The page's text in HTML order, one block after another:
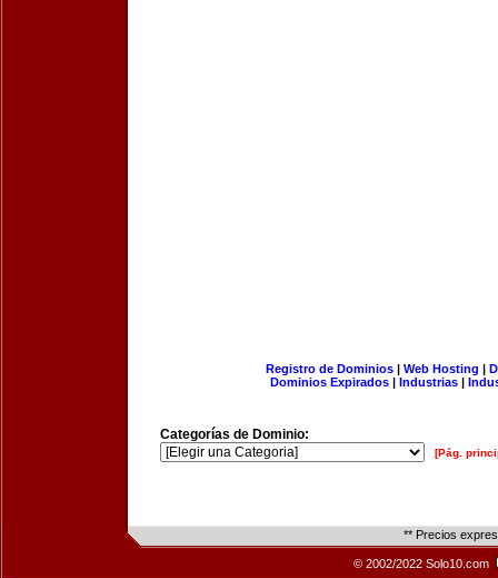
Registro de Dominios| Web Hosting |
Dominios Expirados | Industrias |
Categorías de Dominio:
[Pág.
** Precios
© 2002/2022 Solo10.com